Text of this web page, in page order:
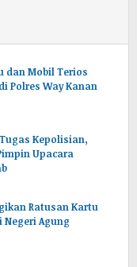
dan Mobil Terios
Polres Way Kanan
Kepolisian,
Upacara
Ratusan Kartu
Agung